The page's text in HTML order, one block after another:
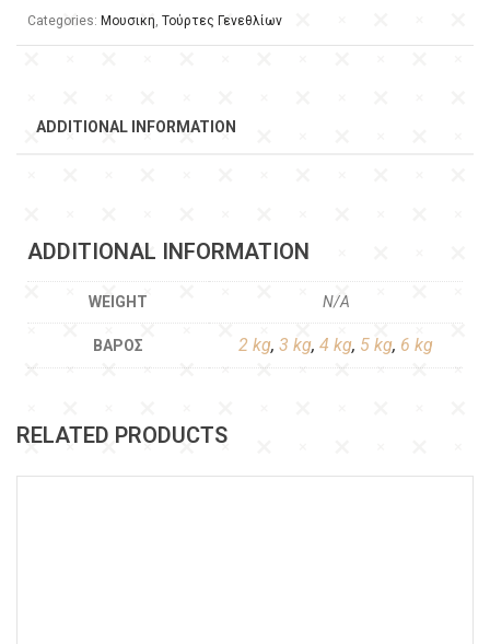
Categories: Μουσικη, Τούρτες Γενεθλίων
ADDITIONAL INFORMATION
ADDITIONAL INFORMATION
WEIGHT N/A
ΒΆΡΟΣ 2 kg, 3 kg, 4 kg, 5 kg, 6 kg
RELATED PRODUCTS